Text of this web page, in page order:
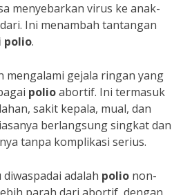
menyebarkan virus ke anak-
Ini menambah tantangan
polio.
mengalami gejala ringan yang
polioabortif. Ini termasuk
sakit kepala, mual, dan
berlangsung singkat dan
tanpa komplikasi serius.
adalah polio non-